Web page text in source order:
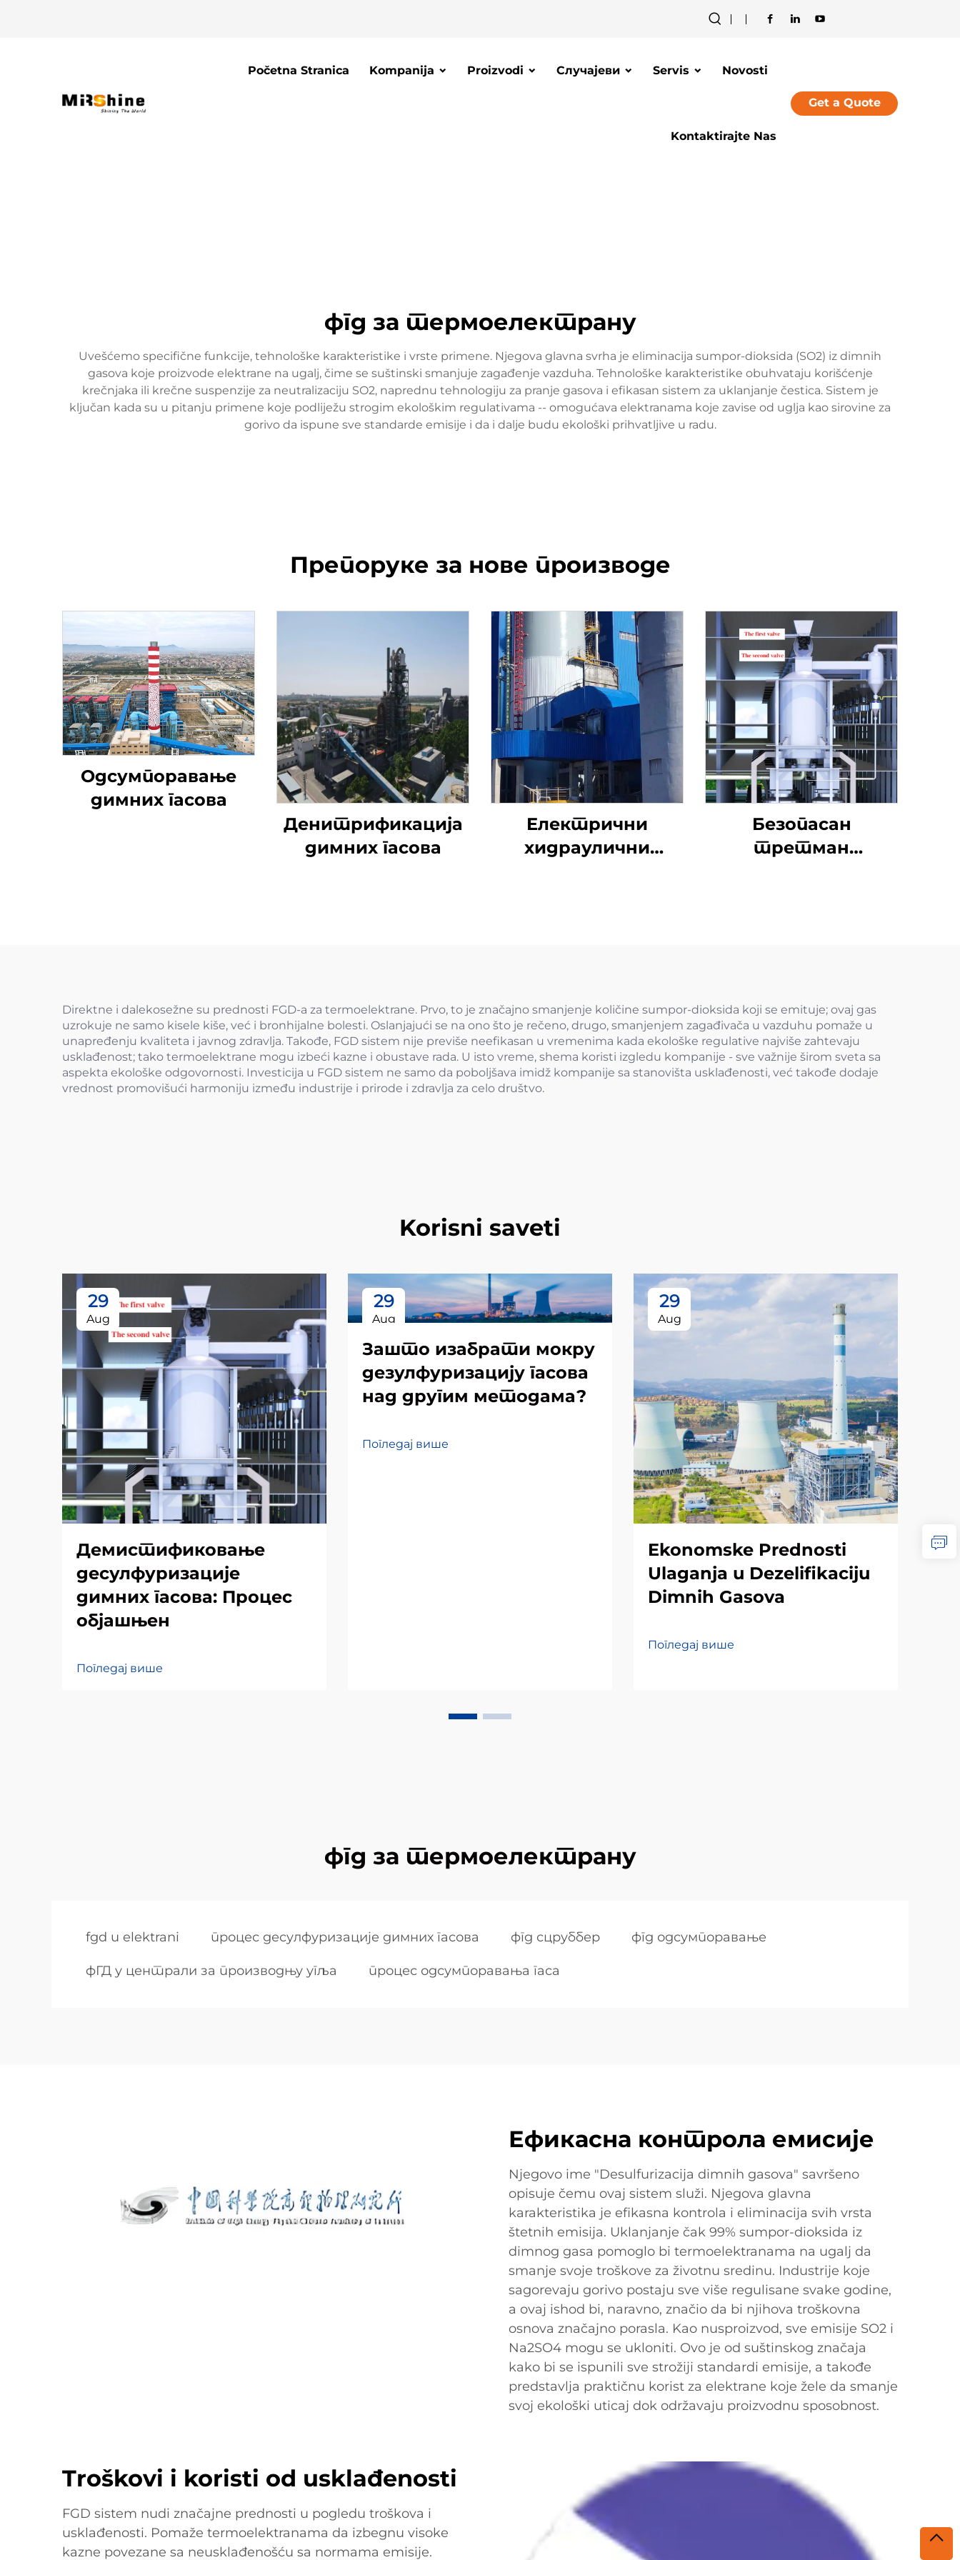
Početna Stranica Kompanija Proizvodi Случајеви Servis Novosti
Kontaktirajte Nas
Get a Quote
фгд за термоелектрану
Uvešćemo specifične funkcije, tehnološke karakteristike i vrste primene. Njegova glavna svrha je eliminacija sumpor-dioksida (SO2) iz dimnih
gasova koje proizvode elektrane na ugalj, čime se suštinski smanjuje zagađenje vazduha. Tehnološke karakteristike obuhvataju korišćenje
krečnjaka ili krečne suspenzije za neutralizaciju SO2, naprednu tehnologiju za pranje gasova i efikasan sistem za uklanjanje čestica. Sistem je
ključan kada su u pitanju primene koje podliježu strogim ekološkim regulativama -- omogućava elektranama koje zavise od uglja kao sirovine za
gorivo da ispune sve standarde emisije i da i dalje budu ekološki prihvatljive u radu.
Препоруке за нове производе
Одсумпоравање
димних гасова
Денитрификација
димних гасова
Електрични
хидраулични
Безопасан
третман
Direktne i dalekosežne su prednosti FGD-a za termoelektrane. Prvo, to je značajno smanjenje količine sumpor-dioksida koji se emituje; ovaj gas
uzrokuje ne samo kisele kiše, već i bronhijalne bolesti. Oslanjajući se na ono što je rečeno, drugo, smanjenjem zagađivača u vazduhu pomaže u
unapređenju kvaliteta i javnog zdravlja. Takođe, FGD sistem nije previše neefikasan u vremenima kada ekološke regulative najviše zahtevaju
usklađenost; tako termoelektrane mogu izbeći kazne i obustave rada. U isto vreme, shema koristi izgledu kompanije - sve važnije širom sveta sa
aspekta ekološke odgovornosti. Investicija u FGD sistem ne samo da poboljšava imidž kompanije sa stanovišta usklađenosti, već takođe dodaje
vrednost promovišući harmoniju između industrije i prirode i zdravlja za celo društvo.
Korisni saveti
29
Aug
Демистификовање
десулфуризације
димних гасова: Процес
објашњен
Погледај више
29
Aug
Зашто изабрати мокру
дезулфуризацију гасова
над другим методама?
Погледај више
29
Aug
Ekonomske Prednosti
Ulaganja u Dezelifikaciju
Dimnih Gasova
Погледај више
фгд за термоелектрану
fgd u elektrani процес десулфуризације димних гасова фгд сцруббер фгд одсумпоравање
фГД у централи за производњу угља процес одсумпоравања гаса
Ефикасна контрола емисије
Njegovo ime "Desulfurizacija dimnih gasova" savršeno
opisuje čemu ovaj sistem služi. Njegova glavna
karakteristika je efikasna kontrola i eliminacija svih vrsta
štetnih emisija. Uklanjanje čak 99% sumpor-dioksida iz
dimnog gasa pomoglo bi termoelektranama na ugalj da
smanje svoje troškove za životnu sredinu. Industrije koje
sagorevaju gorivo postaju sve više regulisane svake godine,
a ovaj ishod bi, naravno, značio da bi njihova troškovna
osnova značajno porasla. Kao nusproizvod, sve emisije SO2 i
Na2SO4 mogu se ukloniti. Ovo je od suštinskog značaja
kako bi se ispunili sve strožiji standardi emisije, a takođe
predstavlja praktičnu korist za elektrane koje žele da smanje
svoj ekološki uticaj dok održavaju proizvodnu sposobnost.
Troškovi i koristi od usklađenosti
FGD sistem nudi značajne prednosti u pogledu troškova i
usklađenosti. Pomaže termoelektranama da izbegnu visoke
kazne povezane sa neusklađenošću sa normama emisije.